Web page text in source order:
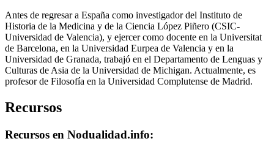
Antes de regresar a España como investigador del Instituto de
Historia de la Medicina y de la Ciencia López Piñero (CSIC-
Universidad de Valencia), y ejercer como docente en la Universitat
de Barcelona, en la Universidad Eurpea de Valencia y en la
Universidad de Granada, trabajó en el Departamento de Lenguas y
Culturas de Asia de la Universidad de Michigan. Actualmente, es
profesor de Filosofía en la Universidad Complutense de Madrid.
Recursos
Recursos en Nodualidad.info: